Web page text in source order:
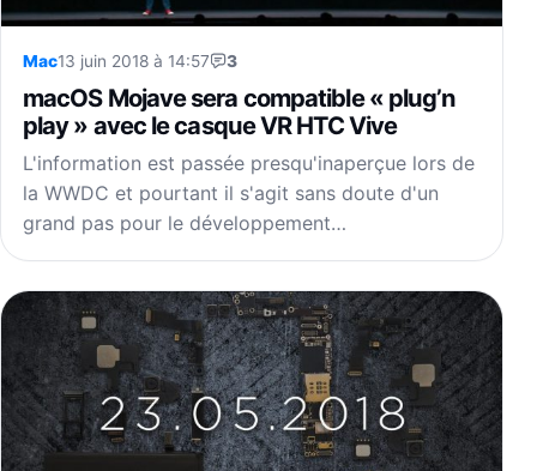
Mac13 juin 2018 à 14:57 3
macOS Mojave sera compatible « plug’n
play » avec le casque VR HTC Vive
L'information est passée presqu'inaperçue lors de
la WWDC et pourtant il s'agit sans doute d'un
grand pas pour le développement…